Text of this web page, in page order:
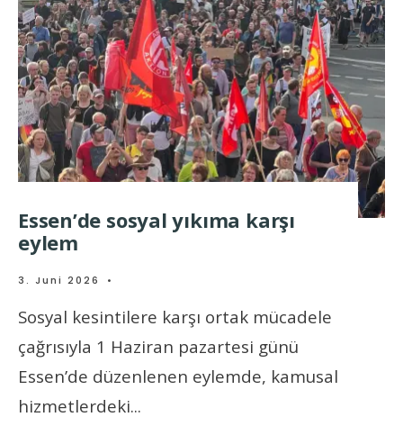
Essen’de sosyal yıkıma karşı
eylem
3. Juni 2026 •
Sosyal kesintilere karşı ortak mücadele
çağrısıyla 1 Haziran pazartesi günü
Essen’de düzenlenen eylemde, kamusal
hizmetlerdeki...